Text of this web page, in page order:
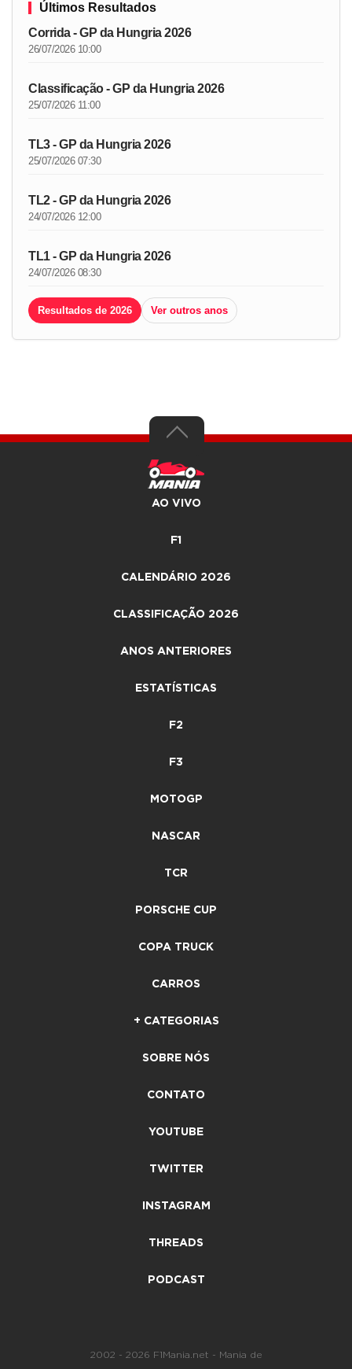
Últimos Resultados
Corrida - GP da Hungria 2026
26/07/2026 10:00
Classificação - GP da Hungria 2026
25/07/2026 11:00
TL3 - GP da Hungria 2026
25/07/2026 07:30
TL2 - GP da Hungria 2026
24/07/2026 12:00
TL1 - GP da Hungria 2026
24/07/2026 08:30
Resultados de 2026 Ver outros anos
AO VIVO
F1
CALENDÁRIO 2026
CLASSIFICAÇÃO 2026
ANOS ANTERIORES
ESTATÍSTICAS
F2
F3
MOTOGP
NASCAR
TCR
PORSCHE CUP
COPA TRUCK
CARROS
+ CATEGORIAS
SOBRE NÓS
CONTATO
YOUTUBE
TWITTER
INSTAGRAM
THREADS
PODCAST
2002 - 2026 F1Mania.net - Mania de